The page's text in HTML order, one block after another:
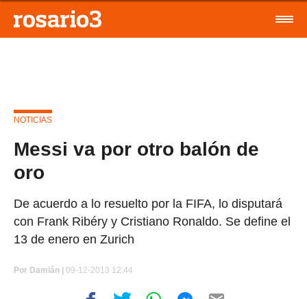
NOTICIAS
Messi va por otro balón de
oro
De acuerdo a lo resuelto por la FIFA, lo disputará
con Frank Ribéry y Cristiano Ronaldo. Se define el
13 de enero en Zurich
Por Damián | 09-12-2013 12:44